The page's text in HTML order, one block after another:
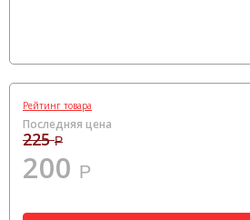
Рейтинг товара
Последняя цена
225Р
200 Р